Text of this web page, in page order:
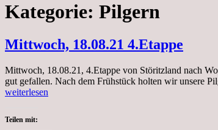
Kategorie: Pilgern
Mittwoch, 18.08.21 4.Etappe
Mittwoch, 18.08.21, 4.Etappe von Störitzland nach
gut gefallen. Nach dem Frühstück holten wir unsere
weiterlesen
Teilen mit: